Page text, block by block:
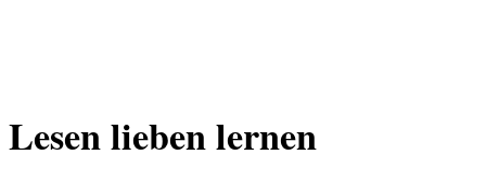
Lesen lieben lernen